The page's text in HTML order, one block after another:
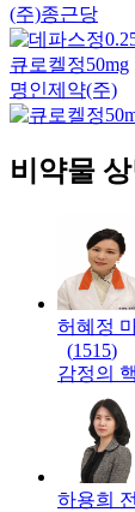
(주)종근당
큐로켈정50mg
명인제약(주)
비약물
허혜정
(1515)
감정의
하용희